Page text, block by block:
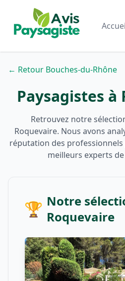
← Retour Bouches-du-Rhône
Paysagistes à
Retrouvez notre
Roquevaire. Nous avons
réputation des
meilleurs experts
🏆 Notre
Roquevaire